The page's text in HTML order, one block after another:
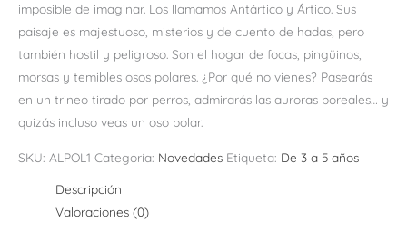
imposible de imaginar. Los llamamos Antártico y Ártico. Sus
paisaje es majestuoso, misterios y de cuento de hadas, pero
también hostil y peligroso. Son el hogar de focas, pingüinos,
morsas y temibles osos polares. ¿Por qué no vienes? Pasearás
en un trineo tirado por perros, admirarás las auroras boreales… y
quizás incluso veas un oso polar.
SKU: ALPOL1 Categoría: Novedades Etiqueta: De 3 a 5 años
Descripción
Valoraciones (0)